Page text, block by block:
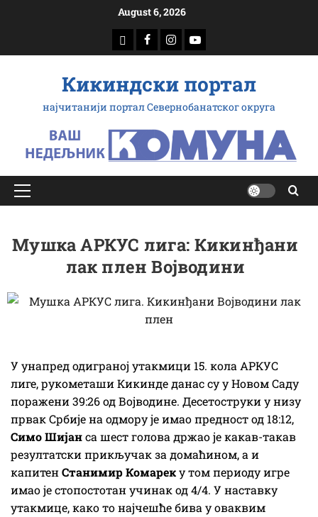
August 6, 2026
доwнлоад
Фацебоок
Инстаграм
Yоутубе
Кикиндски портал
најчитанији портал Севернобанатског округа
Примарy
Мушка АРКУС лига: Кикинђани
лак плен Војводини
У унапред одиграној утакмици 15. кола АРКУС
лиге, рукометаши Кикинде данас су у Новом Саду
поражени 39:26 од Војводине. Десетоструки у низу
првак Србије на одмору је имао предност од 18:12,
Симо Шијанса шест голова држао је какав-такав
резултатски прикључак за домаћином, а и
капитен Станимир Комареку том периоду игре
имао је стопостотан учинак од 4/4. У наставку
утакмице, како то најчешће бива у оваквим